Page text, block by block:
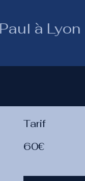
à Lyon
Tarif
60€